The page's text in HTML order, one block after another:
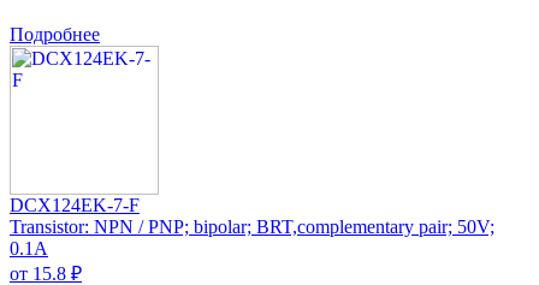
Подробнее
DCX124EK-7-F
Transistor: NPN / PNP; bipolar; BRT,complementary pair; 50V;
0.1A
от 15.8 ₽